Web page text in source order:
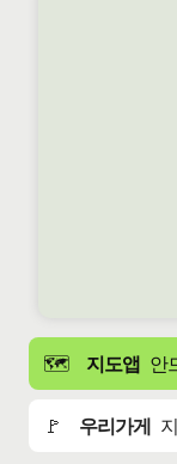
🗺️ 지도앱 안
🚩 우리가게